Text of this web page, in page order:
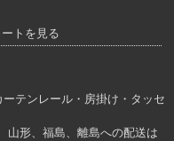
ートを見る
ーテンレール・房掛け・タッセ
山形、福島、離島への配送は